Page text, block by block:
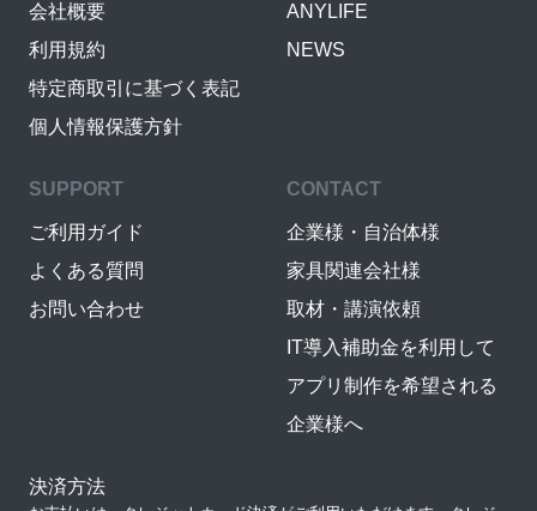
会社概要
利用規約
特定商取引に基づく表記
個人情報保護方針
ANYLIFE
NEWS
SUPPORT
ご利用ガイド
よくある質問
お問い合わせ
CONTACT
企業様・自治体様
家具関連会社様
取材・講演依頼
IT導入補助金を利用して
アプリ制作を希望される
企業様へ
決済方法